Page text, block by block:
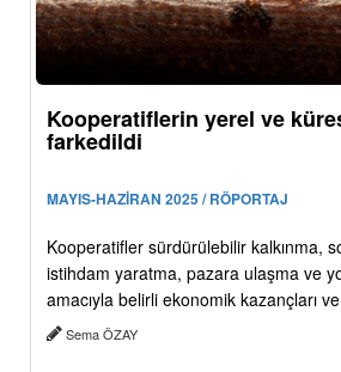
Kooperatiflerin yerel ve
farkedildi
MAYIS-HAZİRAN 2025 / RÖPORTAJ
Kooperatifler sürdürülebilir kalkınma,
istihdam yaratma, pazara ulaşma ve
amacıyla belirli ekonomik kazançları
Sema ÖZAY